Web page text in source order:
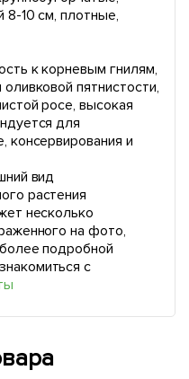
10 см, плотные,
к корневым гнилям,
пятнистости,
росе, высокая
для
консервирования и
вид
растения
несколько
на фото,
подробной
с